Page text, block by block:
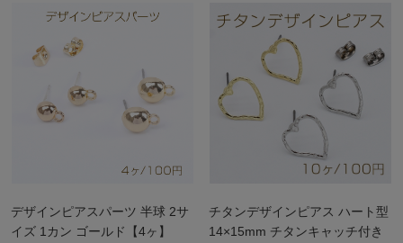
デザインピアスパーツ 半球 2サ
イズ 1カン ゴールド【4ヶ】
チタンデザインピアス ハート型
14×15mm チタンキャッチ付き